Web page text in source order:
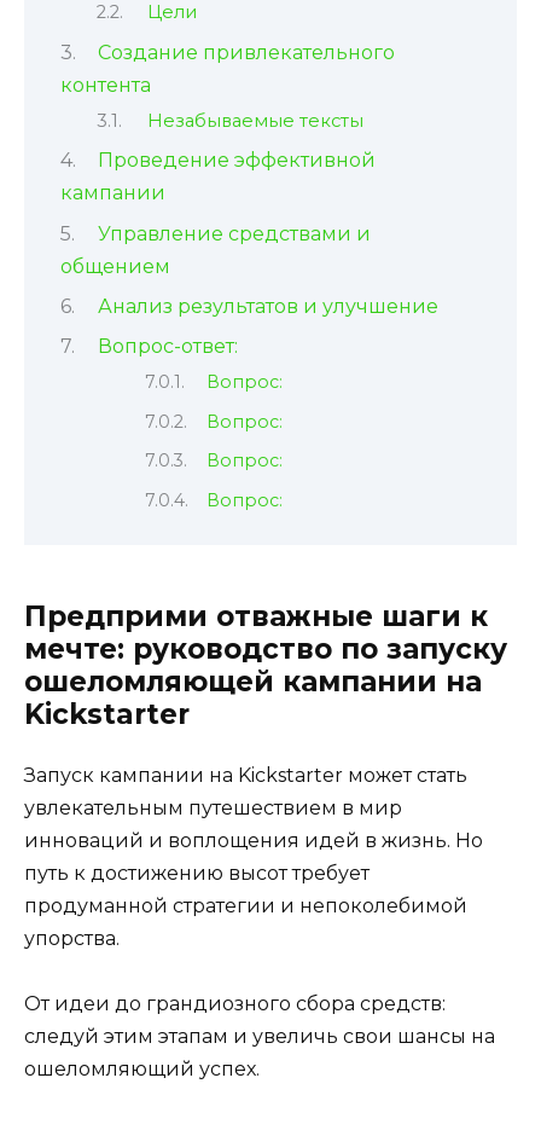
Цели
Создание привлекательного
контента
Незабываемые тексты
Проведение эффективной
кампании
Управление средствами и
общением
Анализ результатов и улучшение
Вопрос-ответ:
Вопрос:
Вопрос:
Вопрос:
Вопрос:
Предприми отважные шаги к
мечте: руководство по запуску
ошеломляющей кампании на
Kickstarter
Запуск кампании на Kickstarter может стать
увлекательным путешествием в мир
инноваций и воплощения идей в жизнь. Но
путь к достижению высот требует
продуманной стратегии и непоколебимой
упорства.
От идеи до грандиозного сбора средств:
следуй этим этапам и увеличь свои шансы на
ошеломляющий успех.